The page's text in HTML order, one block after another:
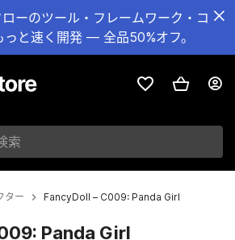
ーのツール・フレームワーク・コ
っと速く開発 — 全品50%オフ。
ター FancyDoll – C009: Panda Girl
Panda Girl